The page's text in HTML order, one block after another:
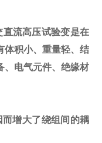
流高压试验变是在
体积小、重量轻、结
、电气元件、绝缘材
增大了绕组间的耦